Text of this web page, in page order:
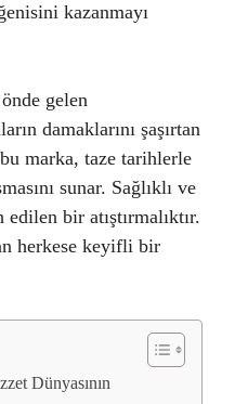
kazanmayı
gelen
damaklarını şaşırtan
marka, taze tarihlerle
sunar. Sağlıklı ve
bir atıştırmalıktır.
herkese keyifli bir
Dünyasının